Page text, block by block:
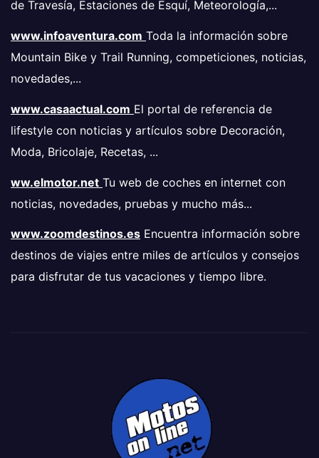
de Travesía, Estaciones de Esquí, Meteorología,...
www.infoaventura.com Toda la información sobre
Mountain Bike y Trail Running, competiciones, noticias,
novedades,...
www.casaactual.com El portal de referencia de
lifestyle con noticias y artículos sobre Decoración,
Moda, Bricolaje, Recetas, ...
ww.elmotor.net Tu web de coches en internet con
noticias, novedades, pruebas y mucho más...
www.zoomdestinos.es Encuentra información sobre
destinos de viajes entre miles de artículos y consejos
para disfrutar de tus vacaciones y tiempo libre.